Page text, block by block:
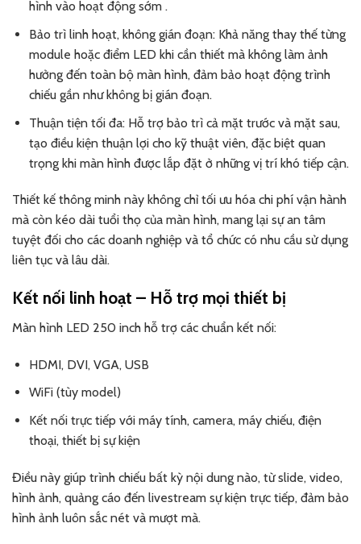
hình vào hoạt động sớm .
Bảo trì linh hoạt, không gián đoạn: Khả năng thay thế từng
module hoặc điểm LED khi cần thiết mà không làm ảnh
hưởng đến toàn bộ màn hình, đảm bảo hoạt động trình
chiếu gần như không bị gián đoạn.
Thuận tiện tối đa: Hỗ trợ bảo trì cả mặt trước và mặt sau,
tạo điều kiện thuận lợi cho kỹ thuật viên, đặc biệt quan
trọng khi màn hình được lắp đặt ở những vị trí khó tiếp cận.
Thiết kế thông minh này không chỉ tối ưu hóa chi phí vận hành
mà còn kéo dài tuổi thọ của màn hình, mang lại sự an tâm
tuyệt đối cho các doanh nghiệp và tổ chức có nhu cầu sử dụng
liên tục và lâu dài.
Kết nối linh hoạt – Hỗ trợ mọi thiết bị
Màn hình LED 250 inch hỗ trợ các chuẩn kết nối:
HDMI, DVI, VGA, USB
WiFi (tùy model)
Kết nối trực tiếp với máy tính, camera, máy chiếu, điện
thoại, thiết bị sự kiện
Điều này giúp trình chiếu bất kỳ nội dung nào, từ slide, video,
hình ảnh, quảng cáo đến livestream sự kiện trực tiếp, đảm bảo
hình ảnh luôn sắc nét và mượt mà.